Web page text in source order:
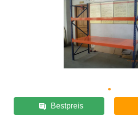
Bestpreis